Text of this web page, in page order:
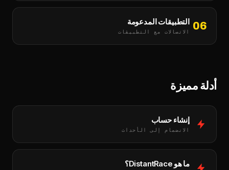
06 التطبيقات المدعومة
الاتصالات مع التطبيقات
أدلة مميزة
إنشاء حساب
الانضمام إلى الأحداث
ما هو DistantRace؟